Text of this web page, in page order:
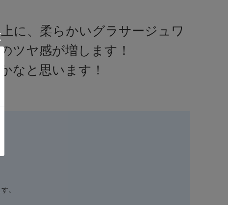
に、柔らかいグラサージュワ
ツヤ感が増します！
なと思います！
。